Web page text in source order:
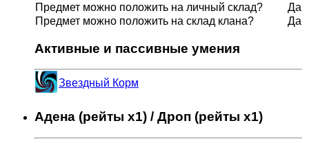
Предмет можно положить на личный склад?
Да
Предмет можно положить на склад клана?
Да
Активные и пассивные умения
Звездный Корм
Адена (рейты x1) / Дроп (рейты x1)